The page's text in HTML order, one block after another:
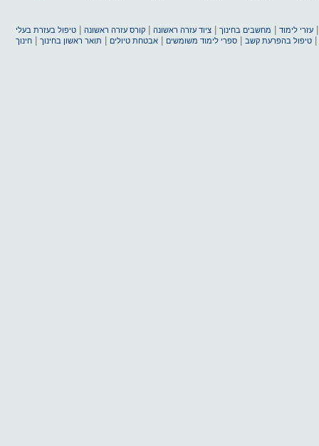
עזרי לימוד מחשבים בחינוך |ציוד עזרה ראשונה |קורס עזרה ראשונה |טיפול בעזרת בעלי
|טיפול בהפרעת קשב |ספרי לימוד משומשים |אבטחת טיולים תואר ראשון בחינוך |חינוך